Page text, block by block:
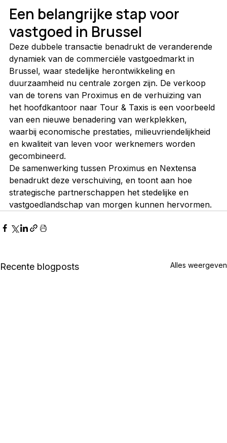
Een belangrijke stap voor
vastgoed in Brussel
Deze dubbele transactie benadrukt de veranderende
dynamiek van de commerciële vastgoedmarkt in
Brussel, waar stedelijke herontwikkeling en
duurzaamheid nu centrale zorgen zijn. De verkoop
van de torens van Proximus en de verhuizing van
het hoofdkantoor naar Tour & Taxis is een voorbeeld
van een nieuwe benadering van werkplekken,
waarbij economische prestaties, milieuvriendelijkheid
en kwaliteit van leven voor werknemers worden
gecombineerd.
De samenwerking tussen Proximus en Nextensa
benadrukt deze verschuiving, en toont aan hoe
strategische partnerschappen het stedelijke en
vastgoedlandschap van morgen kunnen hervormen.
Recente blogposts Alles weergeven